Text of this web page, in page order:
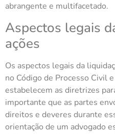
abrangente e multifacetado.
Aspectos legais
ações
Os aspectos legais da
no Código de Processo Civil
estabelecem as diretrizes
importante que as partes
direitos e deveres durante
orientação de um advogado